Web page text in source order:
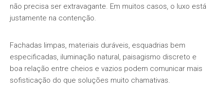
não precisa ser extravagante. Em muitos casos, o luxo está
justamente na contenção.
Fachadas limpas, materiais duráveis, esquadrias bem
especificadas, iluminação natural, paisagismo discreto e
boa relação entre cheios e vazios podem comunicar mais
sofisticação do que soluções muito chamativas.